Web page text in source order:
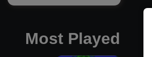
Most Played